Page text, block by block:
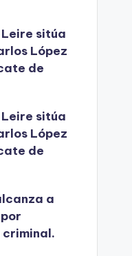
Leire sitúa
López
de
Leire sitúa
López
de
a